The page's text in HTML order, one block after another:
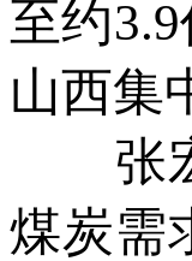
至约
山西集
张宏
煤炭需